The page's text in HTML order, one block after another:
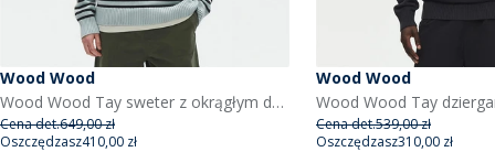
Wood Wood
Wood Wood Tay sweter z okrągłym dekoltem dla niego kolor Slate Stripe
Cena det.649,00 zł
Oszczędzasz410,00 zł
Wood Wood
Cena det.539,00 zł
Oszczędzasz310,00 zł